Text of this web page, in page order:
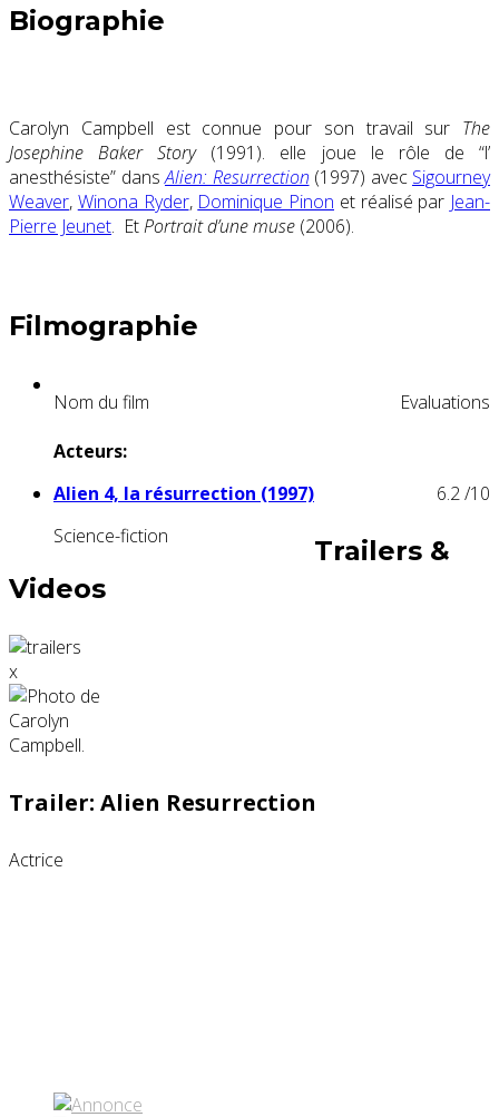
Biographie
Carolyn Campbell est connue pour son travail sur The
Josephine Baker Story(1991). elle joue le rôle de “l’
anesthésiste” dansAlien: Resurrection (1997) avec Sigourney
Weaver, Winona Ryder, Dominique Pinon et réalisé par Jean-
Pierre Jeunet. EtPortrait d’une muse (2006).
Filmographie
Nom du film
Evaluations
Acteurs:
Alien 4, la résurrection (1997)
Science-fiction
6.2/10
Trailers &
Videos
x
Trailer: Alien Resurrection
Actrice